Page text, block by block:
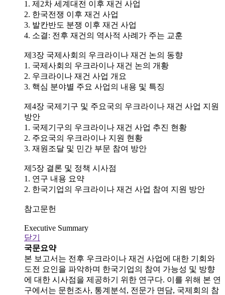
1. 제2차 세계대전 이후 재건 사업
2. 한국전쟁 이후 재건 사업
3. 발칸반도 분쟁 이후 재건 사업
4. 소결: 전후 재건의 역사적 사례가 주는 교훈
제3장 국제사회의 우크라이나 재건 논의 동향
1. 국제사회의 우크라이나 재건 논의 개황
2. 우크라이나 재건 사업 개요
3. 핵심 분야별 주요 사업의 내용 및 특징
제4장 국제기구 및 주요국의 우크라이나 재건 사업 지원
방안
1. 국제기구의 우크라이나 재건 사업 추진 현황
2. 주요국의 우크라이나 지원 현황
3. 재원조달 및 민간 부문 참여 방안
제5장 결론 및 정책 시사점
1. 연구 내용 요약
2. 한국기업의 우크라이나 재건 사업 참여 지원 방안
참고문헌
Executive Summary
닫기
국문요약
본 보고서는 전후 우크라이나 재건 사업에 대한 기회와
도전 요인을 파악하며 한국기업의 참여 가능성 및 방향
에 대한 시사점을 제공하기 위한 연구다. 이를 위해 본 연
구에서는 문헌조사, 통계분석, 전문가 면담, 국제회의 참